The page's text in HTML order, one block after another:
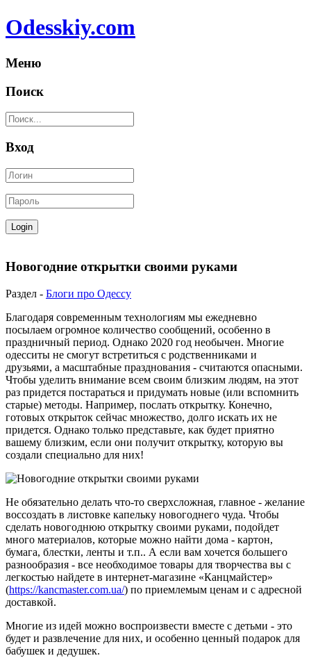
Odesskiy.com
Меню
Поиск
Вход
Новогодние открытки своими руками
Раздел - Блоги про Одессу
Благодаря современным технологиям мы ежедневно
посылаем огромное количество сообщений, особенно в
праздничный период. Однако 2020 год необычен. Многие
одесситы не смогут встретиться с родственниками и
друзьями, а масштабные празднования - считаются опасными.
Чтобы уделить внимание всем своим близким людям, на этот
раз придется постараться и придумать новые (или вспомнить
старые) методы. Например, послать открытку. Конечно,
готовых открыток сейчас множество, долго искать их не
придется. Однако только представьте, как будет приятно
вашему близким, если они получит открытку, которую вы
создали специально для них!
Не обязательно делать что-то сверхсложная, главное - желание
воссоздать в листовке капельку новогоднего чуда. Чтобы
сделать новогоднюю открытку своими руками, подойдет
много материалов, которые можно найти дома - картон,
бумага, блестки, ленты и т.п.. А если вам хочется большего
разнообразия - все необходимое товары для творчества вы с
легкостью найдете в интернет-магазине «Канцмайстер»
(https://kancmaster.com.ua/) по приемлемым ценам и с адресной
доставкой.
Многие из идей можно воспроизвести вместе с детьми - это
будет и развлечение для них, и особенно ценный подарок для
бабушек и дедушек.